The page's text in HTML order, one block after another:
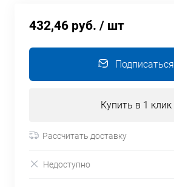
432,46 руб. / шт
Подписаться
Купить в 1 клик
Рассчитать доставку
Недоступно